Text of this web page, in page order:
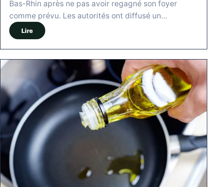
Bas-Rhin après ne pas avoir regagné son foyer
comme prévu. Les autorités ont diffusé un…
Lire